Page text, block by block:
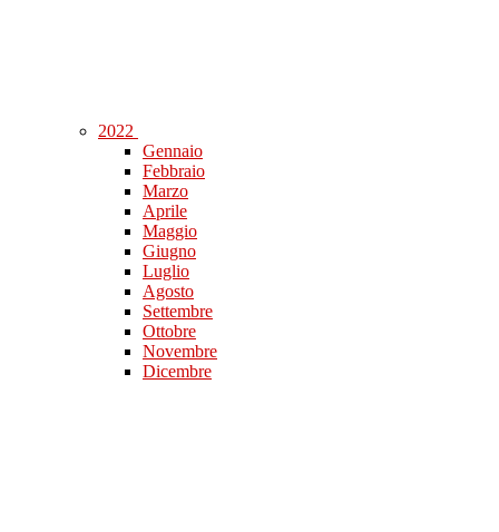
2022
Gennaio
Febbraio
Marzo
Aprile
Maggio
Giugno
Luglio
Agosto
Settembre
Ottobre
Novembre
Dicembre